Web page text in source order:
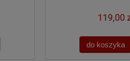
119,00
do koszyka